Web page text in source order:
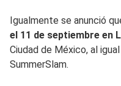
Igualmente se anunció
el 11 de septiembre en
Ciudad de México, al
SummerSlam.